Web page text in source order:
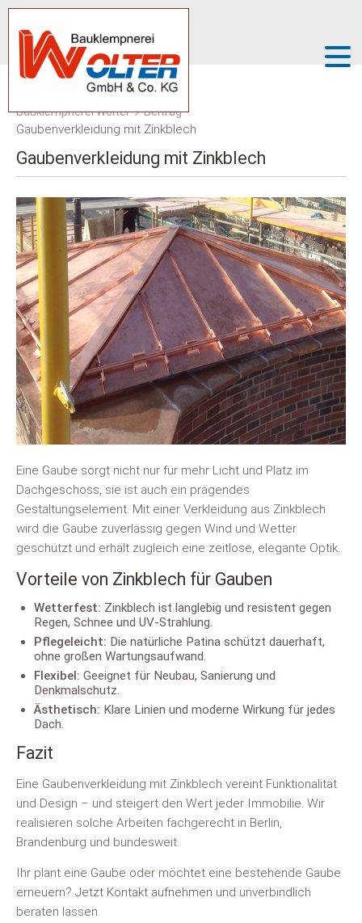
Bauklempnerei Wolter Beitrag
Gaubenverkleidung mit Zinkblech
Gaubenverkleidung mit Zinkblech
Eine Gaube sorgt nicht nur für mehr Licht und Platz im
Dachgeschoss, sie ist auch ein prägendes
Gestaltungselement. Mit einer Verkleidung aus Zinkblech
wird die Gaube zuverlässig gegen Wind und Wetter
geschützt und erhält zugleich eine zeitlose, elegante Optik.
Vorteile von Zinkblech für Gauben
Wetterfest: Zinkblech ist langlebig und resistent gegen
Regen, Schnee und UV-Strahlung.
Pflegeleicht: Die natürliche Patina schützt dauerhaft,
ohne großen Wartungsaufwand.
Flexibel: Geeignet für Neubau, Sanierung und
Denkmalschutz.
Ästhetisch: Klare Linien und moderne Wirkung für jedes
Dach.
Fazit
Eine Gaubenverkleidung mit Zinkblech vereint Funktionalität
und Design – und steigert den Wert jeder Immobilie. Wir
realisieren solche Arbeiten fachgerecht in Berlin,
Brandenburg und bundesweit.
Ihr plant eine Gaube oder möchtet eine bestehende Gaube
erneuern? Jetzt Kontakt aufnehmen und unverbindlich
beraten lassen.